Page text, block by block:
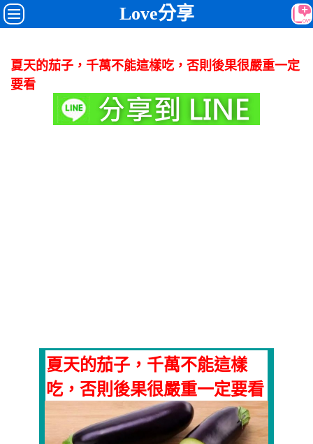
Love分享
夏天的茄子，千萬不能這樣吃，否則後果很嚴重一定
要看
夏天的茄子，千萬不能這樣
吃，否則後果很嚴重一定要看